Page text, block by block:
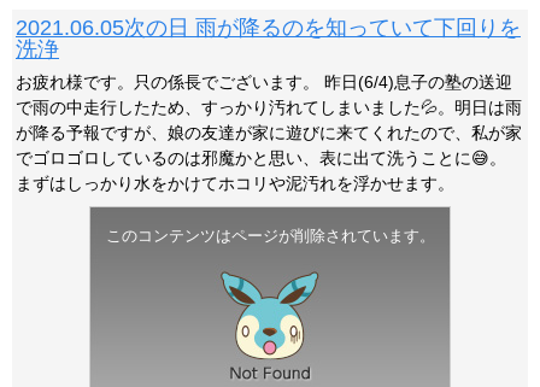
2021.06.05次の日 雨が降るのを知っていて下回りを
洗浄
お疲れ様です。只の係長でございます。 昨日(6/4)息子の塾の送迎
で雨の中走行したため、すっかり汚れてしまいました💦。明日は雨
が降る予報ですが、娘の友達が家に遊びに来てくれたので、私が家
でゴロゴロしているのは邪魔かと思い、表に出て洗うことに😅。
まずはしっかり水をかけてホコリや泥汚れを浮かせます。
このコンテンツはページが削除されています。